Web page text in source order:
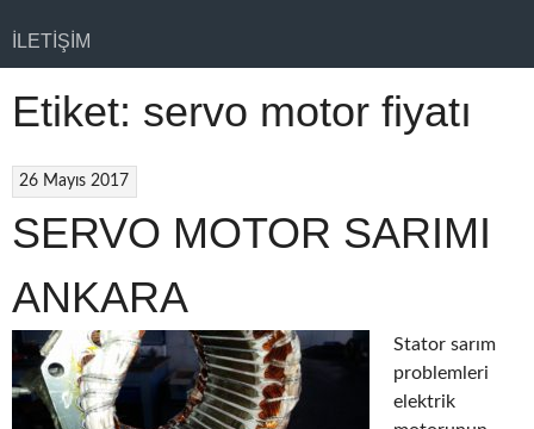
İLETIŞIM
Etiket: servo motor fiyatı
26 Mayıs 2017
SERVO MOTOR SARIMI
ANKARA
Stator sarım
problemleri
elektrik